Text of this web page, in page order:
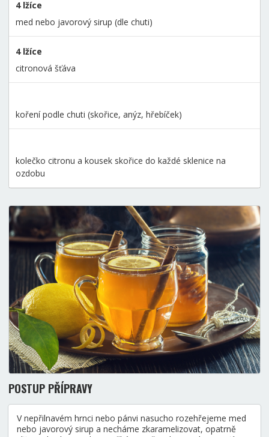
4 lžíce
med nebo javorový sirup (dle chuti)
4 lžíce
citronová šťáva
koření podle chuti (skořice, anýz, hřebíček)
kolečko citronu a kousek skořice do každé sklenice na
ozdobu
POSTUP PŘÍPRAVY
V nepřilnavém hrnci nebo pánvi nasucho rozehřejeme med
nebo javorový sirup a necháme zkaramelizovat, opatrně